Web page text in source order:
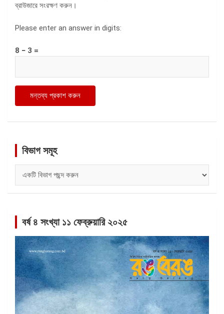
ব্রাউজারে সংরক্ষণ করুন।
Please enter an answer in digits:
8 − 3 =
বিভাগ সমূহ
সমূহ
বর্ষ ৪ সংখ্যা ১১ ফেব্রুয়ারি ২০২৫